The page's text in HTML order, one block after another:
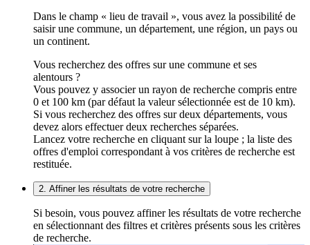
Dans le champ « lieu de travail », vous avez la possibilité de
saisir une commune, un département, une région, un pays ou
un continent.
Vous recherchez des offres sur une commune et ses
alentours ?
Vous pouvez y associer un rayon de recherche compris entre
0 et 100 km (par défaut la valeur sélectionnée est de 10 km).
Si vous recherchez des offres sur deux départements, vous
devez alors effectuer deux recherches séparées.
Lancez votre recherche en cliquant sur la loupe ; la liste des
offres d'emploi correspondant à vos critères de recherche est
restituée.
2. Affiner les résultats de votre recherche
Si besoin, vous pouvez affiner les résultats de votre recherche
en sélectionnant des filtres et critères présents sous les critères
de recherche.